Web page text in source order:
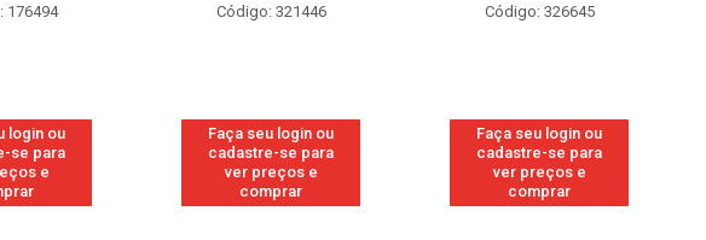
176494
login ou
se para
e
Código: 321446
Faça seu login ou
cadastre-se para
ver preços e
comprar
Código: 326645
Faça seu login ou
cadastre-se para
ver preços e
comprar